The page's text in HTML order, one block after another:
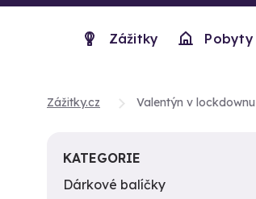
Zážitky Pobyty
Zážitky.cz Valentýn v lockdownu
KATEGORIE
Dárkové balíčky